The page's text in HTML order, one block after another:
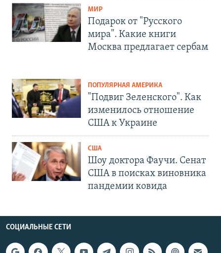
МИР
Подарок от "Русского
мира". Какие книги
Москва предлагает сербам
ПОПУЛЯРНАЯ АМЕРИКА
"Подвиг Зеленского". Как
изменилось отношение
США к Украине
США
Шоу доктора Фаучи. Сенат
США в поисках виновника
пандемии ковида
СОЦИАЛЬНЫЕ СЕТИ